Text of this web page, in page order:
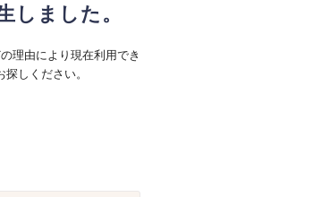
しました。
理由により現在利用でき
しください。